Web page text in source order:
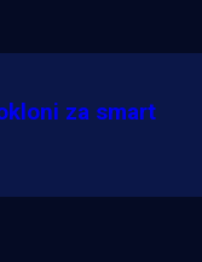
za smart